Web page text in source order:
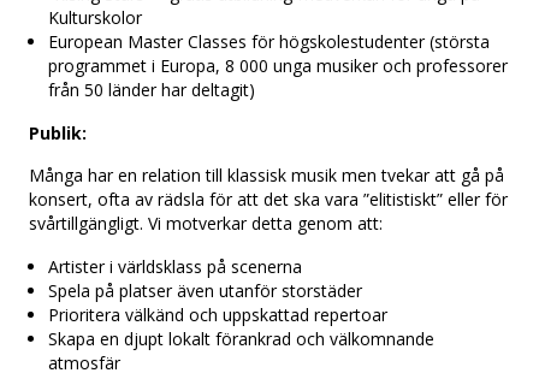
Kulturskolor
European Master Classes för högskolestudenter (största
programmet i Europa, 8 000 unga musiker och professorer
från 50 länder har deltagit)
Publik:
Många har en relation till klassisk musik men tvekar att gå på
konsert, ofta av rädsla för att det ska vara ”elitistiskt” eller för
svårtillgängligt. Vi motverkar detta genom att:
Artister i världsklass på scenerna
Spela på platser även utanför storstäder
Prioritera välkänd och uppskattad repertoar
Skapa en djupt lokalt förankrad och välkomnande
atmosfär